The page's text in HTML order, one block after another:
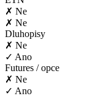
✗ Ne
✗ Ne
Dluhopisy
✗ Ne
✓ Ano
Futures / opce
✗ Ne
✓ Ano